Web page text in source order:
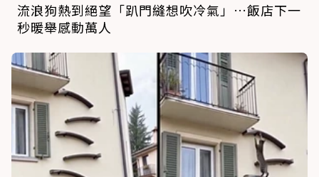
流浪狗熱到絕望「趴門縫想吹冷氣」…飯店下一
秒暖舉感動萬人